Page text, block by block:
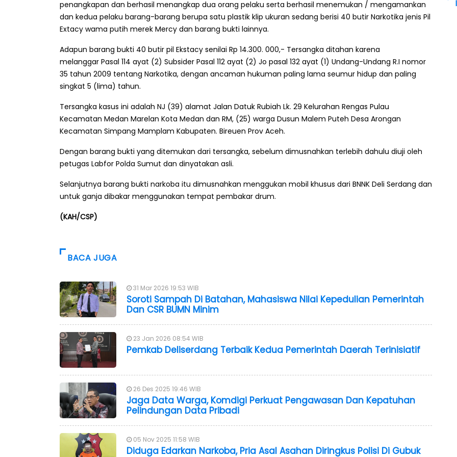
penangkapan dan berhasil menangkap dua orang pelaku serta berhasil menemukan / mengamankan
dan kedua pelaku barang-barang berupa satu plastik klip ukuran sedang berisi 40 butir Narkotika jenis Pil
Extacy wama putih merek Mercy dan barang bukti lainnya.
Adapun barang bukti 40 butir pil Ekstacy senilai Rp 14.300. 000,- Tersangka ditahan karena
melanggar Pasal 114 ayat (2) Subsider Pasal 112 ayat (2) Jo pasal 132 ayat (1) Undang-Undang R.I nomor
35 tahun 2009 tentang Narkotika, dengan ancaman hukuman paling lama seumur hidup dan paling
singkat 5 (lima) tahun.
Tersangka kasus ini adalah NJ (39) alamat Jalan Datuk Rubiah Lk. 29 Kelurahan Rengas Pulau
Kecamatan Medan Marelan Kota Medan dan RM, (25) warga Dusun Malem Puteh Desa Arongan
Kecamatan Simpang Mamplam Kabupaten. Bireuen Prov Aceh.
Dengan barang bukti yang ditemukan dari tersangka, sebelum dimusnahkan terlebih dahulu diuji oleh
petugas Labfor Polda Sumut dan dinyatakan asli.
Selanjutnya barang bukti narkoba itu dimusnahkan menggukan mobil khusus dari BNNK Deli Serdang dan
untuk ganja dibakar menggunakan tempat pembakar drum.
(KAH/CSP)
BACA JUGA
31 Mar 2026 19:53 WIB
Soroti Sampah Di Batahan, Mahasiswa Nilai Kepedulian Pemerintah
Dan CSR BUMN Minim
23 Jan 2026 08:54 WIB
Pemkab Deliserdang Terbaik Kedua Pemerintah Daerah Terinisiatif
26 Des 2025 19:46 WIB
Jaga Data Warga, Komdigi Perkuat Pengawasan Dan Kepatuhan
Pelindungan Data Pribadi
05 Nov 2025 11:58 WIB
Diduga Edarkan Narkoba, Pria Asal Asahan Diringkus Polisi Di Gubuk